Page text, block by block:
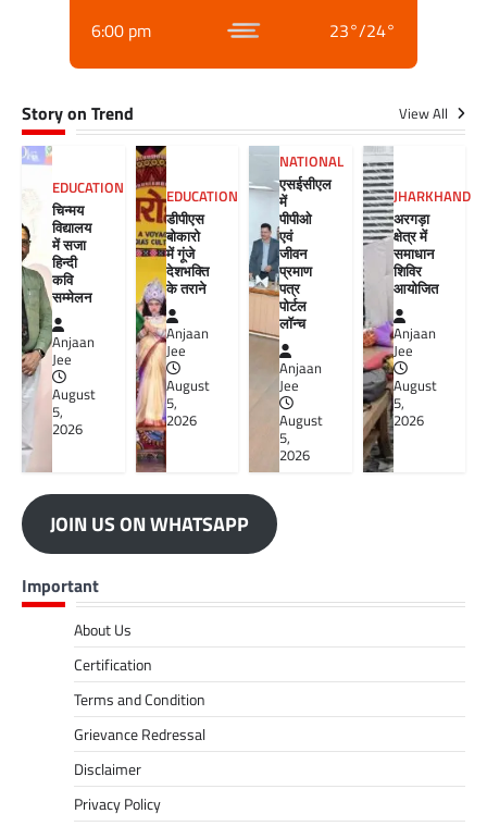
6:00 pm 23°/24°
Story on Trend View All
EDUCATION
चिन्मय
विद्यालय
में सजा
हिन्दी
कवि
सम्मेलन
Anjaan
Jee
August
5,
2026
EDUCATION
डीपीएस
बोकारो
में गूंजे
देशभक्ति
के तराने
Anjaan
Jee
August
5,
2026
NATIONAL
एसईसीएल
में
पीपीओ
एवं
जीवन
प्रमाण
पत्र
पोर्टल
लॉन्च
Anjaan
Jee
August
5,
2026
JHARKHAND
अरगड़ा
क्षेत्र में
समाधान
शिविर
आयोजित
Anjaan
Jee
August
5,
2026
JOIN US ON WHATSAPP
Important
About Us
Certification
Terms and Condition
Grievance Redressal
Disclaimer
Privacy Policy